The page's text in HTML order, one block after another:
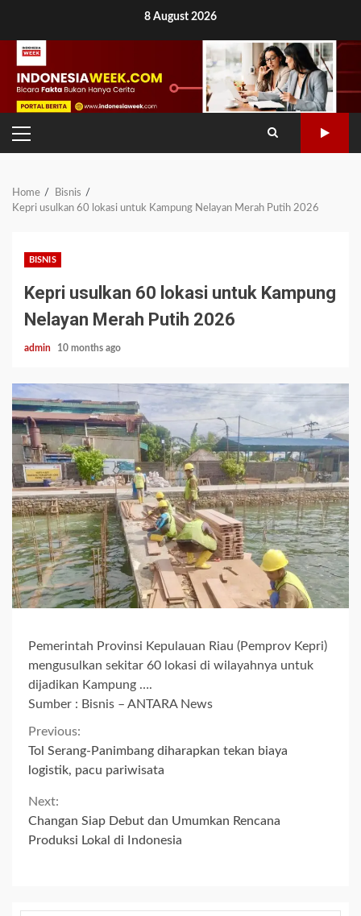
content
8 August 2026
PRIMARY
MENU
Home
Bisnis
Kepri usulkan 60 lokasi untuk Kampung Nelayan Merah Putih 2026
BISNIS
Kepri usulkan 60 lokasi untuk Kampung
Nelayan Merah Putih 2026
admin 10 months ago
Pemerintah Provinsi Kepulauan Riau (Pemprov Kepri)
mengusulkan sekitar 60 lokasi di wilayahnya untuk
dijadikan Kampung ….
Sumber : Bisnis – ANTARA News
Continue
Reading
Previous:
Tol Serang-Panimbang diharapkan tekan biaya
logistik, pacu pariwisata
Next:
Changan Siap Debut dan Umumkan Rencana
Produksi Lokal di Indonesia